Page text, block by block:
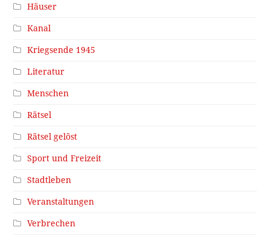
Häuser
Kanal
Kriegsende 1945
Literatur
Menschen
Rätsel
Rätsel gelöst
Sport und Freizeit
Stadtleben
Veranstaltungen
Verbrechen